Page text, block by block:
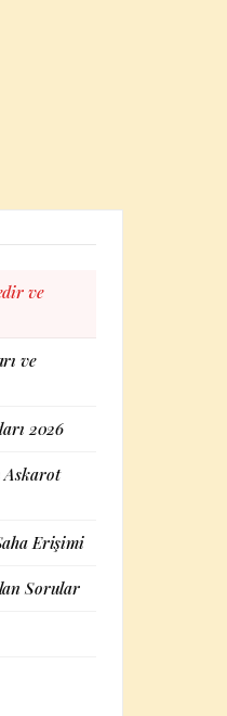
ve
ve
2026
Askarot
Erişimi
Sorular